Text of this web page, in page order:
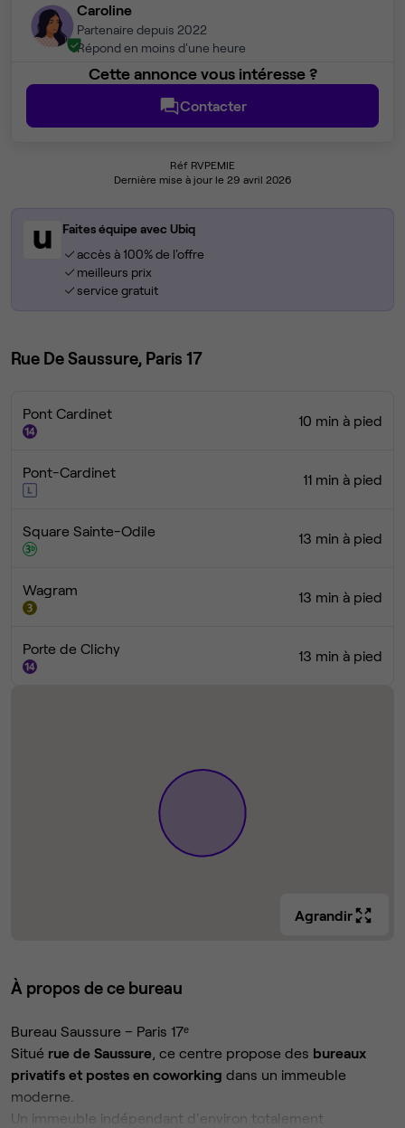
Caroline
Partenaire depuis 2022
Répond en moins d'une heure
Cette annonce vous intéresse ?
Contacter
Réf RVPEMIE
Dernière mise à jour le 29 avril 2026
Faites équipe avec Ubiq
accès à 100% de l'offre
meilleurs prix
service gratuit
Rue De Saussure, Paris 17
Pont Cardinet 10 min à pied
Pont-Cardinet 11 min à pied
Square Sainte-Odile 13 min à pied
Wagram 13 min à pied
Porte de Clichy 13 min à pied
Agrandir
À propos de ce bureau
Bureau Saussure – Paris 17ᵉ
Situé rue de Saussure, ce centre propose des bureaux
privatifs et postes en coworking dans un immeuble
moderne.
Un immeuble indépendant d'environ totalement